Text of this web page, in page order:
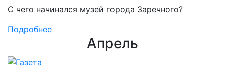
С чего начинался музей города Заречного?
Подробнее
Апрель